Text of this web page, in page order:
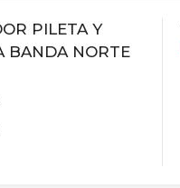
PILETA Y
BANDA NORTE